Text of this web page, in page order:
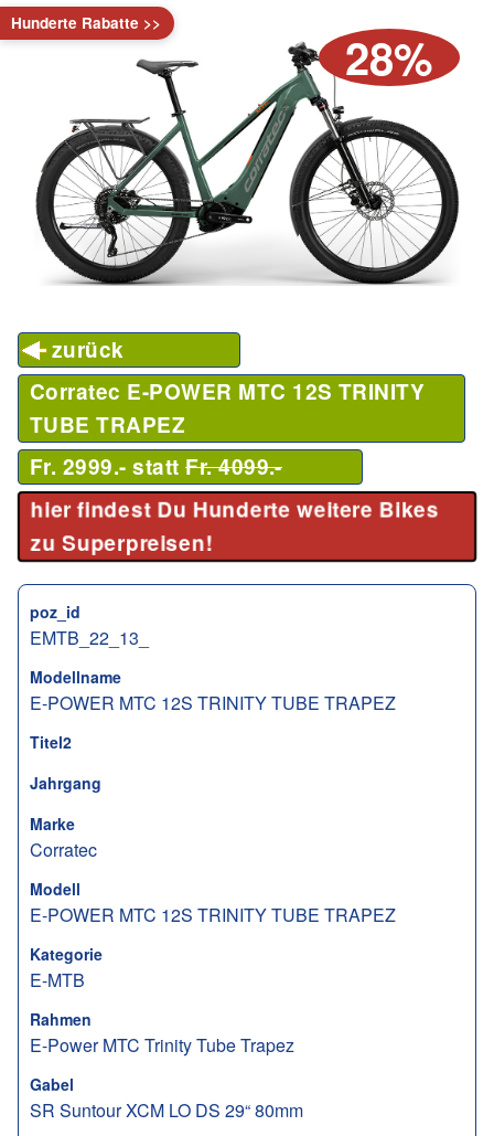
Hunderte Rabatte >>
28%
zurück
Corratec E-POWER MTC 12S TRINITY
TUBE TRAPEZ
Fr. 2999.- stattFr. 4099.-
hier findest Du Hunderte weitere Bikes
zu Superpreisen!
poz_id
EMTB_22_13_
Modellname
E-POWER MTC 12S TRINITY TUBE TRAPEZ
Titel2
Jahrgang
Marke
Corratec
Modell
E-POWER MTC 12S TRINITY TUBE TRAPEZ
Kategorie
E-MTB
Rahmen
E-Power MTC Trinity Tube Trapez
Gabel
SR Suntour XCM LO DS 29“ 80mm